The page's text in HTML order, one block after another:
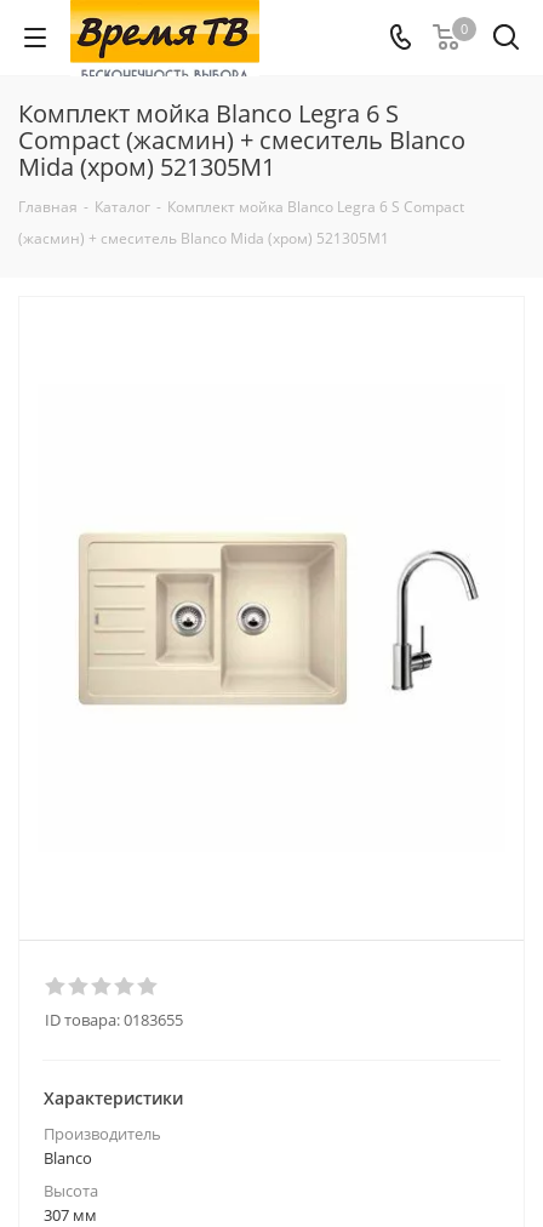
0
Комплект мойка Blanco Legra 6 S
Compact (жасмин) + смеситель Blanco
Mida (хром) 521305M1
Главная - Каталог - Комплект мойка Blanco Legra 6 S Compact
(жасмин) + смеситель Blanco Mida (хром) 521305M1
ID товара:0183655
Характеристики
Производитель
Blanco
Высота
307 мм